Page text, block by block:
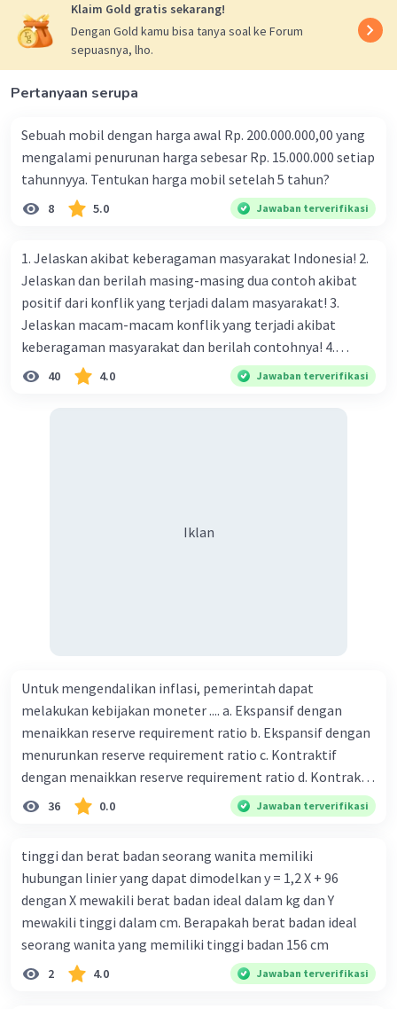
Klaim Gold gratis sekarang!
Dengan Gold kamu bisa tanya soal ke Forum
sepuasnya, lho.
Pertanyaan serupa
Sebuah mobil dengan harga awal Rp. 200.000.000,00 yang
mengalami penurunan harga sebesar Rp. 15.000.000 setiap
tahunnyya. Tentukan harga mobil setelah 5 tahun?
8 5.0 Jawaban terverifikasi
1. Jelaskan akibat keberagaman masyarakat Indonesia! 2.
Jelaskan dan berilah masing-masing dua contoh akibat
positif dari konflik yang terjadi dalam masyarakat! 3.
Jelaskan macam-macam konflik yang terjadi akibat
keberagaman masyarakat dan berilah contohnya! 4.
Mengapa dalam masyarakat yang memiliki keberagaman
40 4.0 Jawaban terverifikasi
Iklan
Untuk mengendalikan inflasi, pemerintah dapat
melakukan kebijakan moneter .... a. Ekspansif dengan
menaikkan reserve requirement ratio b. Ekspansif dengan
menurunkan reserve requirement ratio c. Kontraktif
dengan menaikkan reserve requirement ratio d. Kontraktif
dengan menurunkan reserve requirement ratio e.
Ekspansif dengan menaikkan tingkat diskonto Bila Bank
ceteris paribus maka .... a. Menimbulkan inflasi di mana
bentuk kurva jumlah uang beredar (penawaran uang) naik
dari kiri bawah ke kanan atas b. Menimbulkan deflasi di
mana bentuk kurva jumlah uang beredar (penawaran
uang) naik dari kiri bawah ke kanan atas c. Tingkat bunga
meningkat di mana bentuk kurva jumlah uang beredar
36 0.0 Jawaban terverifikasi
tinggi dan berat badan seorang wanita memiliki
hubungan linier yang dapat dimodelkan y = 1,2 X + 96
dengan X mewakili berat badan ideal dalam kg dan Y
mewakili tinggi dalam cm. Berapakah berat badan ideal
seorang wanita yang memiliki tinggi badan 156 cm
2 4.0 Jawaban terverifikasi